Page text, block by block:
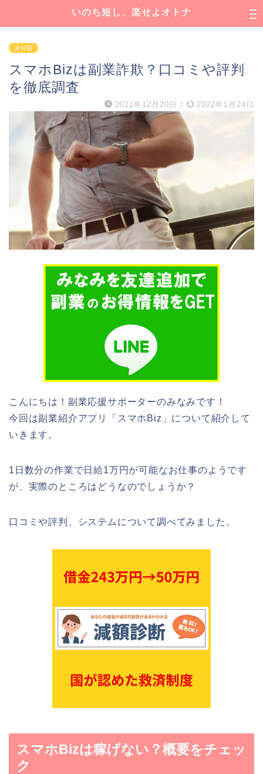
いのち短し、楽せよオトナ
未分類
スマホBizは副業詐欺？口コミや評判
を徹底調査
2021年12月20日 / 2022年1月24日
こんにちは！副業応援サポーターのみなみです！
今回は副業紹介アプリ「スマホBiz」について紹介して
いきます。
1日数分の作業で日給1万円が可能なお仕事のようです
が、実際のところはどうなのでしょうか？
口コミや評判、システムについて調べてみました。
スマホBizは稼げない？概要をチェッ
ク